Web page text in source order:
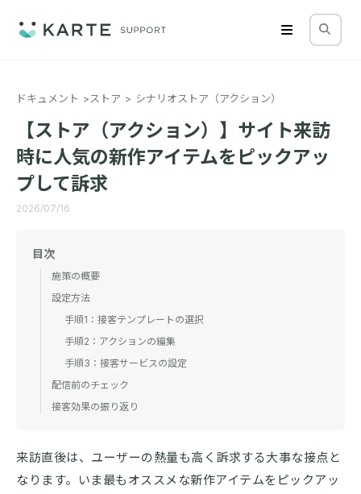
ドキュメント ストア シナリオストア（アクション）
【ストア（アクション）】サイト来訪
時に人気の新作アイテムをピックアッ
プして訴求
2026/07/16
来訪直後は、ユーザーの熱量も高く訴求する大事な接点と
なります。いま最もオススメな新作アイテムをピックアッ
目次
施策の概要
設定方法
手順1：接客テンプレートの選択
手順2：アクションの編集
手順3：接客サービスの設定
配信前のチェック
接客効果の振り返り